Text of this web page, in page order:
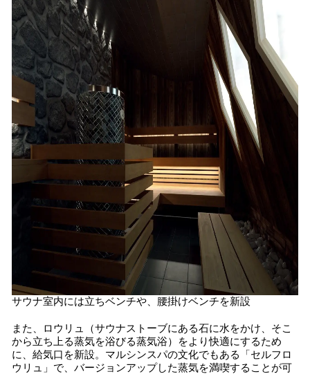
サウナ室内には立ちベンチや、腰掛けベンチを新設
また、ロウリュ（サウナストーブにある石に水をかけ、そこ
から立ち上る蒸気を浴びる蒸気浴）をより快適にするため
に、給気口を新設。マルシンスパの文化でもある「セルフロ
ウリュ」で、バージョンアップした蒸気を満喫することが可